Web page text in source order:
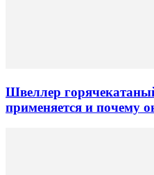
Швеллер
применяется и почему